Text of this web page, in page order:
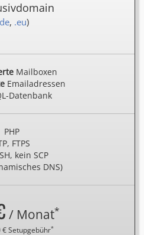
, .eu)
Mailboxen
Emailadressen
Datenbank
PHP
FTPS
kein SCP
DNS)
/ Monat*
€ Setupgebühr*